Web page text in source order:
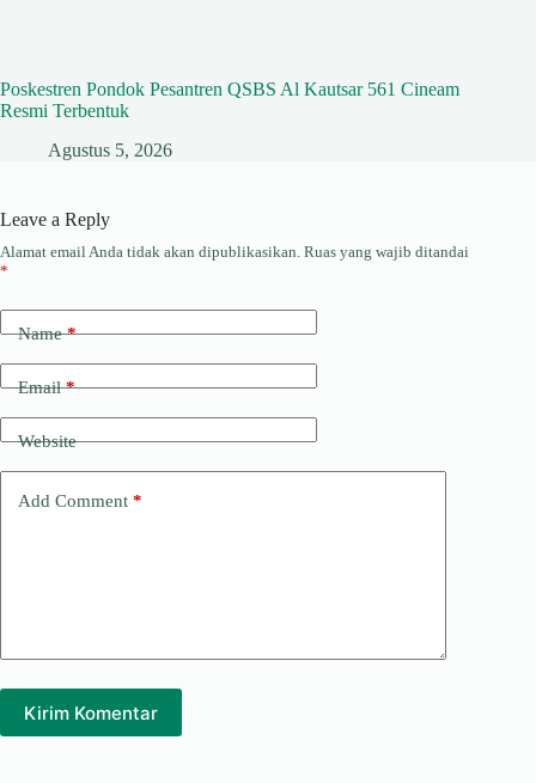
Poskestren Pondok Pesantren QSBS Al Kautsar 561 Cineam
Resmi Terbentuk
Agustus 5, 2026
Leave a Reply
Alamat email Anda tidak akan dipublikasikan. Ruas yang wajib ditandai
*
Name*
Email*
Website
Add Comment *
Kirim Komentar